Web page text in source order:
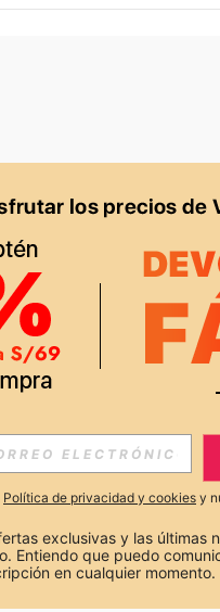
APP
PROMOCIONES Y
Política de privacidad y cookies y
exclusivas y las últimas
Entiendo que puedo
en cualquier momento.